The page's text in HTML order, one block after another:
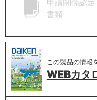
申請関係認定
書類
この製品の情報
WEBカタ